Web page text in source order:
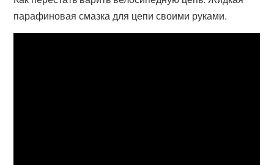
парафиновая смазка для цепи своими руками.